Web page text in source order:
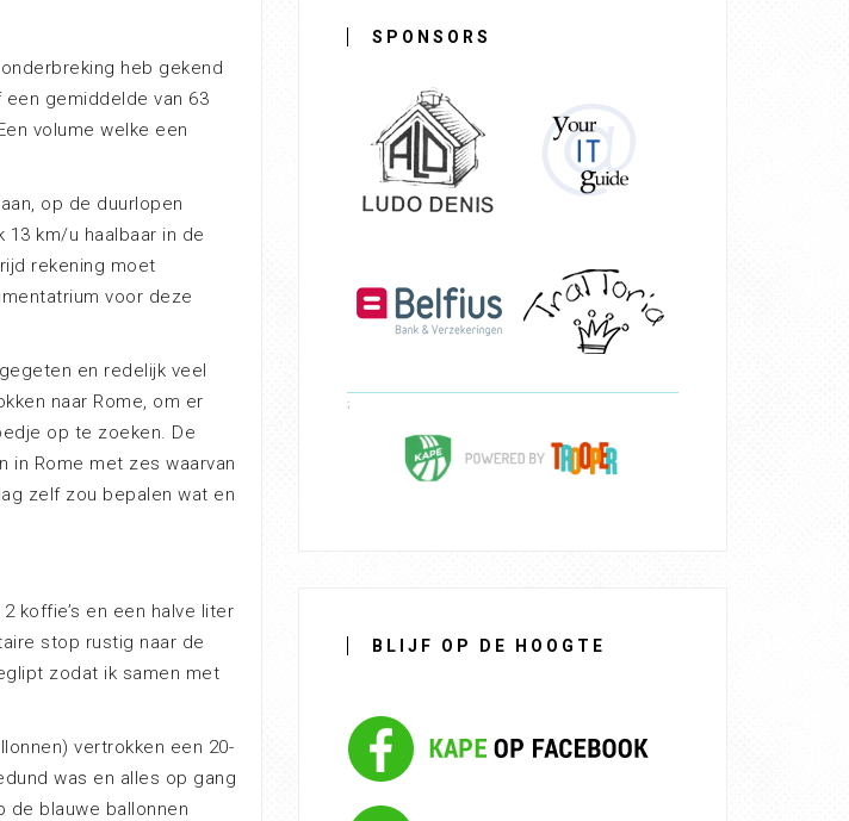
heb gekend
gemiddelde van 63
volume welke een
op de duurlopen
km/u haalbaar in de
rekening moet
voor deze
en redelijk veel
naar Rome, om er
op te zoeken. De
in Rome met zes waarvan
zelf zou bepalen wat en
koffie’s en een halve liter
stop rustig naar de
zodat ik samen met
vertrokken een 20-
was en alles op gang
de blauwe ballonnen
SPONSORS
BLIJF OP DE HOOGTE